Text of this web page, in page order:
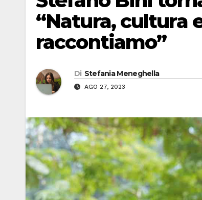
“Natura, cultura
raccontiamo”
Di Stefania Meneghella
AGO 27, 2023